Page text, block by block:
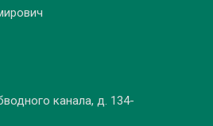
канала, д. 134-